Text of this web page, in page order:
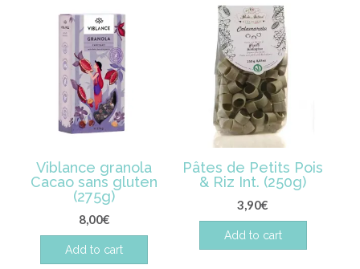
Viblance granola
Cacao sans gluten
(275g)
8,00€
Add to cart
Pâtes de Petits Pois
& Riz Int. (250g)
3,90€
Add to cart